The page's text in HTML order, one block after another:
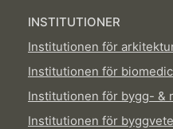
INSTITUTIONER
Institutionen för
Institutionen för
Institutionen för bygg- &
Institutionen för